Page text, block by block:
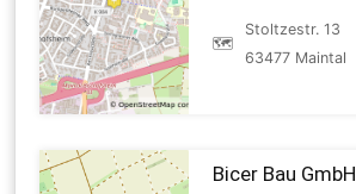
🗺
Stoltzestr. 13
63477 Maintal
Bicer Bau GmbH